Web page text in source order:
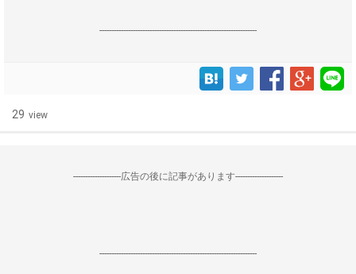
------------------------------------------------------------------
29 view
--------------------広告の後に記事があります--------------------
------------------------------------------------------------------